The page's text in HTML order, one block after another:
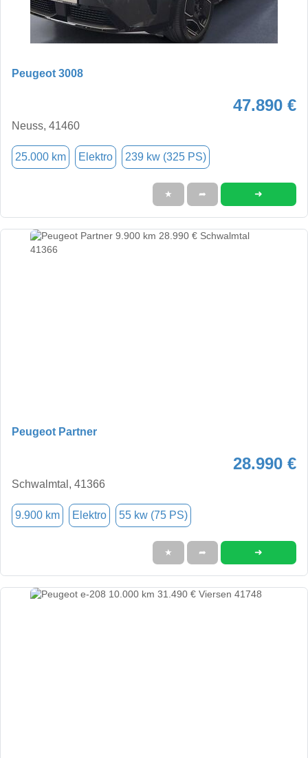
Peugeot 3008
47.890 €
Neuss, 41460
25.000 km Elektro 239 kw (325 PS)
★ ➦ ➜
Peugeot Partner
28.990 €
Schwalmtal, 41366
9.900 km Elektro 55 kw (75 PS)
★ ➦ ➜